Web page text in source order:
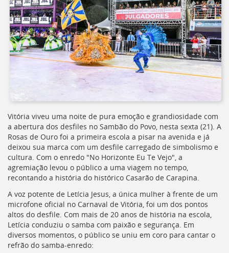
Ir
para
a
listagem
de
notícias
o
conteúdo
desta
página
[]
Ir
para
a
busca
Voltar
para
o
início
deste
menu
Vitória viveu uma noite de pura emoção e grandiosidade com
a abertura dos desfiles no Sambão do Povo, nesta sexta (21). A
Rosas de Ouro foi a primeira escola a pisar na avenida e já
deixou sua marca com um desfile carregado de simbolismo e
cultura. Com o enredo "No Horizonte Eu Te Vejo", a
agremiação levou o público a uma viagem no tempo,
recontando a história do histórico Casarão de Carapina.
A voz potente de Letícia Jesus, a única mulher à frente de um
microfone oficial no Carnaval de Vitória, foi um dos pontos
altos do desfile. Com mais de 20 anos de história na escola,
Letícia conduziu o samba com paixão e segurança. Em
diversos momentos, o público se uniu em coro para cantar o
refrão do samba-enredo: